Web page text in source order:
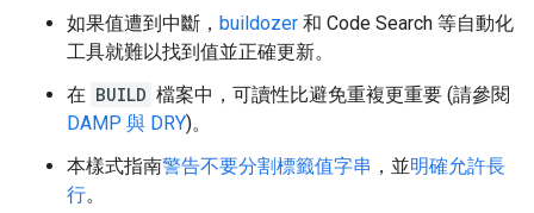
如果值遭到中斷， buildozer 和 Code Search 等自動化
工具就難以找到值並正確更新。
在 BUILD 檔案中，可讀性比避免重複更重要 (請參閱
DAMP 與 DRY)。
本樣式指南警告不要分割標籤值字串 ，並明確允許長
行。